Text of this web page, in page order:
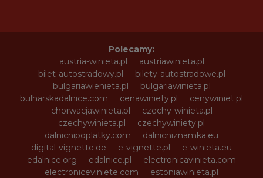
Polecamy:
austria-winieta.pl
austriawinieta.pl
bilet-autostradowy.pl
bilety-autostradowe.pl
bulgariawienieta.pl
bulgariawinieta.pl
bulharskadalnice.com
cenawiniety.pl
cenywiniet.pl
chorwacjawinieta.pl
czechy-winieta.pl
czechywinieta.pl
czechywiniety.pl
dalnicnipoplatky.com
dalnicniznamka.eu
digital-vignette.de
e-vignette.pl
e-winieta.eu
edalnice.org
edalnice.pl
electronicavinieta.com
electroniceviniete.com
estoniawinieta.pl